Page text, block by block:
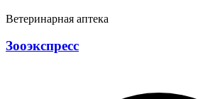
Ветеринарная аптека
Зооэкспресс